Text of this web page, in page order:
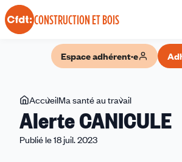
Panneau de gestion des cookies
CONSTRUCTION ET BOIS
Espace adhérent·e
Vous
êtes
ici
AccueilMa santé au travail
CANICULE
Alerte CANICULE
Publié le 18 juil. 2023